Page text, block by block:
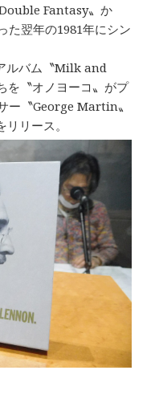
Fantasy〟か
た翌年の1981年にシン
ルバム〝Milk and
を〝オノヨーコ〟がプ
ー〝George Martin〟
リース。